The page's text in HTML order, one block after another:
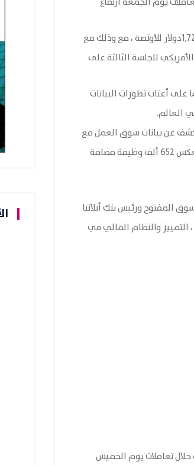
الأمريكي للجلسة الثالثة على
العالم.
عن بيانات سوق العمل مع
والتي قد تعكس 652 ألف وظيفة مضافة
المفتوح ورئيس بنك أتلانتا
والنظام المالي في
خلال تعاملات يوم الخميس